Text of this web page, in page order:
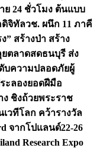
ย 24 ชั่วโมง ต้นแบบ
ดิจิทัลวช. ผนึก 11 ภาคี
” สร้างป่า สร้าง
ยตลาดสดธนบุรี ส่ง
บความปลอดภัยผู้
ะลองยอดฝีมือ
ง ชิงถ้วยพระราช
วทีโลก คว้ารางวัล
จากโปแลนด์22-26
Research Expo